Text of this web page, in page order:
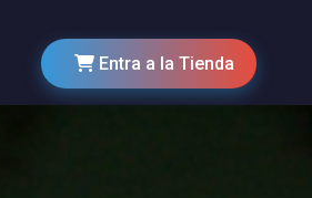
Entra a la Tienda